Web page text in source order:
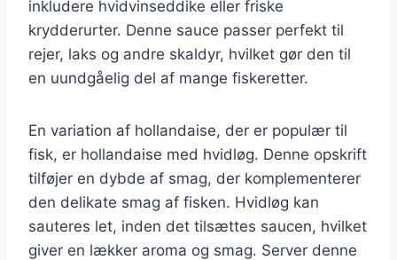
inkludere hvidvinseddike eller friske
krydderurter. Denne sauce passer perfekt til
rejer, laks og andre skaldyr, hvilket gør den til
en uundgåelig del af mange fiskeretter.
En variation af hollandaise, der er populær til
fisk, er hollandaise med hvidløg. Denne opskrift
tilføjer en dybde af smag, der komplementerer
den delikate smag af fisken. Hvidløg kan
sauteres let, inden det tilsættes saucen, hvilket
giver en lækker aroma og smag. Server denne